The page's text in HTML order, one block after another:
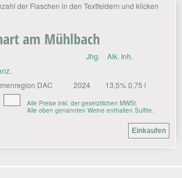
der Flaschen in den Textfeldern und klicken
am Mühlbach
Jhg.
Alk. Inh.
DAC 2024
13,5% 0,75 l
Alle Preise inkl. der gesetztlichen MWSt.
Alle oben genannten Weine enthalten Sulfite.